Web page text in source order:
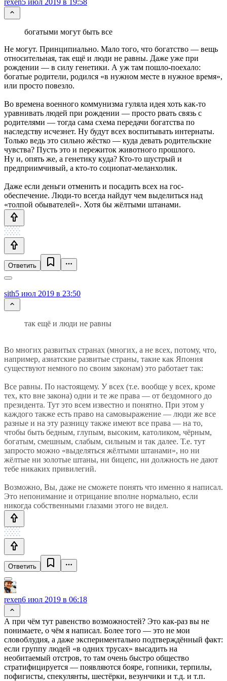
богатыми могут быть все
Не могут. Принципиально. Мало того, что богатство — вещь
относительная, так ещё и люди не равны. Даже уже при
рождении — в силу генетики. А уж там пошло-поехало:
богатые родители, родился «в нужном месте в нужное время»,
или просто повезло.
Во времена военного коммунизма гуляла идея хоть как-то
уравнивать людей при рождении — просто рвать связь с
родителями — тогда сама схема передачи богатства по
наследству исчезнет. Ну будут всех воспитывать интернаты.
Только ведь это сильно жёстко — куда девать родительские
чувства? Пусть это и пережиток животного прошлого.
Ну и, опять же, а генетику куда? Кто-то шустрый и
предприимчивый, а кто-то социопат-меланхолик.
Даже если деньги отменить и посадить всех на гос-
обеспечение. Люди-то всегда найдут чем выделиться над
«толпой обывателей». Хотя бы жёлтыми штанами.
Ответить
sith5 июл 2019 в 23:50
так ещё и люди не равны
Во многих развитых странах (многих, а не всех, потому, что,
например, азиатские развитые страны, такие как Япония
существуют немного по своим законам) это работает так:
Все равны. По настоящему. У всех (т.е. вообще у всех, кроме
тех, кто вне закона) одни и те же права — от бездомного до
президента. Тут это всем известно и понятно. При этом у
каждого также есть право на самовыражение — люди же все
разные и на эту разницу также имеют все права — на то,
чтобы быть бедным, глупым, высоким, католиком, чёрным,
богатым, смешным, слабым, сильным и так далее. Т.е. тут
запросто можно «выделяться жёлтыми штанами», но ни
жёлтые ни золотые штаны, ни бицепс, ни должность не дают
тебе никаких привилегий.
Возможно, Вы, даже не сможете понять что именно я написал.
Это непонимание и отрицание вполне нормально, если
никогда собственными глазами этого не видел.
Ответить
rexen6 июл 2019 в 06:18
А при чём тут равенство возможностей? Это как-раз вы не
понимаете, о чём я написал. Более того — это не мои
словоблудия, а даже экспериментально подтверждённый факт:
если группу людей «в одних трусах» высадить на
необитаемый отстров, то там очень быстро общество
стратифицируется — появляются бояре, гопники, терпилы,
пофигисты, спекулянты, шестёрки, везунчики и т.д. и т.п.